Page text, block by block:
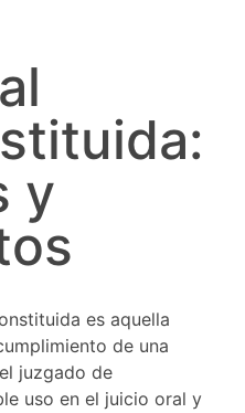
y
es aquella
de una
juzgado de
uso en el juicio oral y